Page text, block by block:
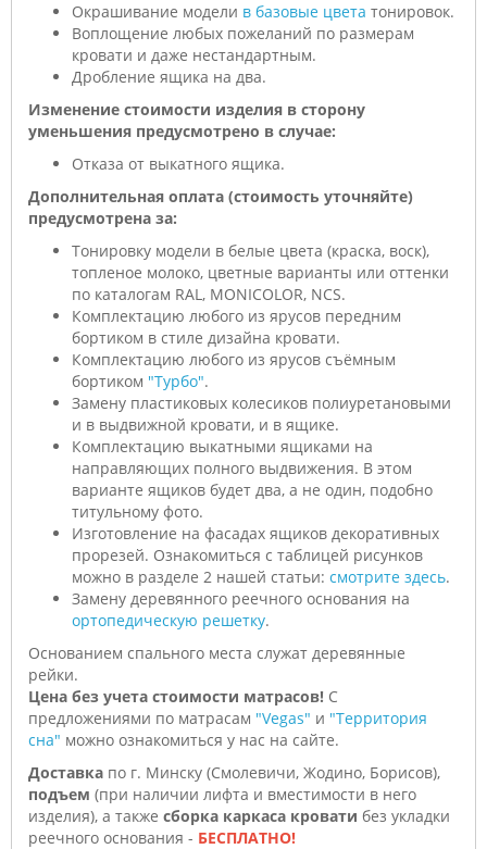
Окрашивание модели в базовые цвета тонировок.
Воплощение любых пожеланий по размерам
кровати и даже нестандартным.
Дробление ящика на два.
Изменение стоимости изделия в сторону
уменьшения предусмотрено в случае:
Отказа от выкатного ящика.
Дополнительная оплата (стоимость уточняйте)
предусмотрена за:
Тонировку модели в белые цвета (краска, воск),
топленое молоко, цветные варианты или оттенки
по каталогам RAL, MONICOLOR, NCS.
Комплектацию любого из ярусов передним
бортиком в стиле дизайна кровати.
Комплектацию любого из ярусов съёмным
бортиком "Турбо".
Замену пластиковых колесиков полиуретановыми
и в выдвижной кровати, и в ящике.
Комплектацию выкатными ящиками на
направляющих полного выдвижения. В этом
варианте ящиков будет два, а не один, подобно
титульному фото.
Изготовление на фасадах ящиков декоративных
прорезей. Ознакомиться с таблицей рисунков
можно в разделе 2 нашей статьи: смотрите здесь.
Замену деревянного реечного основания на
ортопедическую решетку.
Основанием спального места служат деревянные
рейки.
Цена без учета стоимости матрасов! С
предложениями по матрасам "Vegas" и "Территория
сна" можно ознакомиться у нас на сайте.
Доставка по г. Минску (Смолевичи, Жодино, Борисов),
подъем (при наличии лифта и вместимости в него
изделия), а также сборка каркаса кровати без укладки
реечного основания - БЕСПЛАТНО!